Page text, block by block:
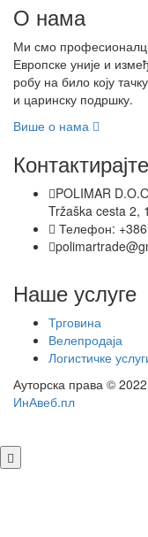
О нама
Ми смо
Европске уније и
робу на било коју
и царинску подршку.
Више о нама
POLIMAR
Tržaška cesta 2,
Телефон:
Наше услуге
Трговина
Велепродаја
Логистичке
Ауторска права ©
ИнАвеб.пл